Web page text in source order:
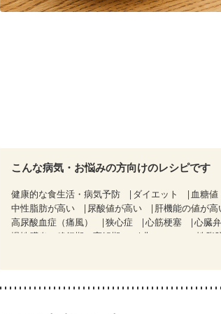
こんな病気・お悩みの方向けのレシピです
健康的な食生活・病気予防 ダイエット 血糖
中性脂肪が高い
尿酸値が高い 肝機能の値が高
高尿酸血症（痛風）
狭心症 心筋梗塞 心臓
慢性膵炎（移行期・寛解期）
非アルコール性脂
妊婦健診・体重増加が気になる（初期）
妊婦健